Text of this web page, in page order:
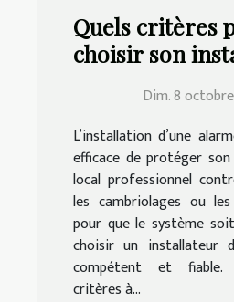
Quels critères
choisir son
Dim. 8
L’installation d’une
efficace de protéger
local professionnel
les cambriolages ou
pour que le système
choisir un installateur
compétent et fiable.
critères à...